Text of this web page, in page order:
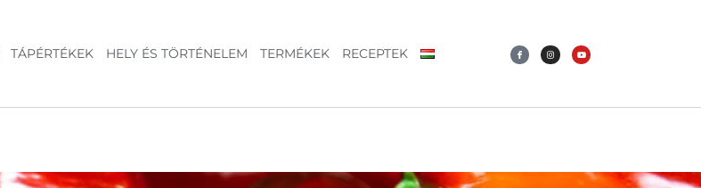
TÁPÉRTÉKEK HELY ÉS TÖRTÉNELEM TERMÉKEK RECEPTEK